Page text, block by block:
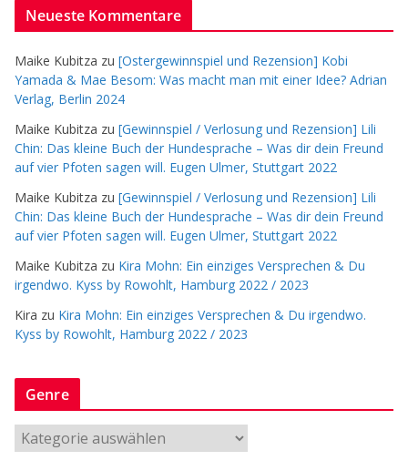
Neueste Kommentare
Maike Kubitza zu [Ostergewinnspiel und Rezension] Kobi
Yamada & Mae Besom: Was macht man mit einer Idee? Adrian
Verlag, Berlin 2024
Maike Kubitza zu [Gewinnspiel / Verlosung und Rezension] Lili
Chin: Das kleine Buch der Hundesprache – Was dir dein Freund
auf vier Pfoten sagen will. Eugen Ulmer, Stuttgart 2022
Maike Kubitza zu [Gewinnspiel / Verlosung und Rezension] Lili
Chin: Das kleine Buch der Hundesprache – Was dir dein Freund
auf vier Pfoten sagen will. Eugen Ulmer, Stuttgart 2022
Maike Kubitza zu Kira Mohn: Ein einziges Versprechen & Du
irgendwo. Kyss by Rowohlt, Hamburg 2022 / 2023
Kira zu Kira Mohn: Ein einziges Versprechen & Du irgendwo.
Kyss by Rowohlt, Hamburg 2022 / 2023
Genre
G